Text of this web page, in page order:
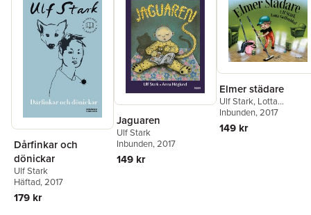
Dårfinkar och
dönickar
Ulf Stark
Häftad, 2017
179 kr
Jaguaren
Ulf Stark
Inbunden, 2017
149 kr
Elmer städare
Ulf Stark, Lotta
Geffenblad
Inbunden, 2017
149 kr